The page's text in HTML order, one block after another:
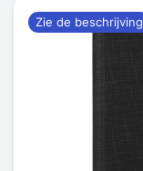
Zie de beschrijving